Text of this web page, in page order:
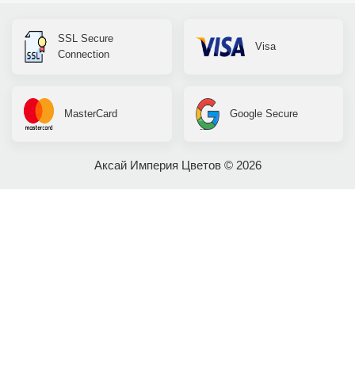
Аксай Империя Цветов © 2026
SSL Secure
Connection
Visa
MasterCard Google Secure